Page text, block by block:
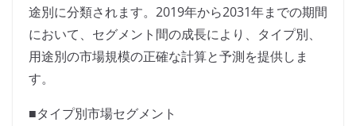
途別に分類されます。2019年から2031年までの期間
において、セグメント間の成長により、タイプ別、
用途別の市場規模の正確な計算と予測を提供しま
す。
■タイプ別市場セグメント